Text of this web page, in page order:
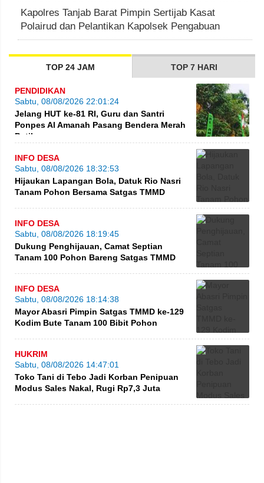
Kapolres Tanjab Barat Pimpin Sertijab Kasat
Polairud dan Pelantikan Kapolsek Pengabuan
TOP 24 JAM TOP 7 HARI
PENDIDIKAN
Sabtu, 08/08/2026 22:01:24
Jelang HUT ke-81 RI, Guru dan Santri
Ponpes Al Amanah Pasang Bendera Merah
Putih
INFO DESA
Sabtu, 08/08/2026 18:32:53
Hijaukan Lapangan Bola, Datuk Rio Nasri
Tanam Pohon Bersama Satgas TMMD
INFO DESA
Sabtu, 08/08/2026 18:19:45
Dukung Penghijauan, Camat Septian
Tanam 100 Pohon Bareng Satgas TMMD
INFO DESA
Sabtu, 08/08/2026 18:14:38
Mayor Abasri Pimpin Satgas TMMD ke-129
Kodim Bute Tanam 100 Bibit Pohon
HUKRIM
Sabtu, 08/08/2026 14:47:01
Toko Tani di Tebo Jadi Korban Penipuan
Modus Sales Nakal, Rugi Rp7,3 Juta